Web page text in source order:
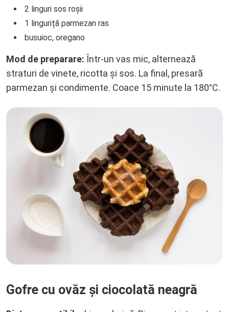
2 linguri sos roșii
1 linguriță parmezan ras
busuioc, oregano
Mod de preparare: Într-un vas mic, alternează
straturi de vinete, ricotta și sos. La final, presară
parmezan și condimente. Coace 15 minute la 180°C.
Gofre cu ovăz și ciocolată neagră